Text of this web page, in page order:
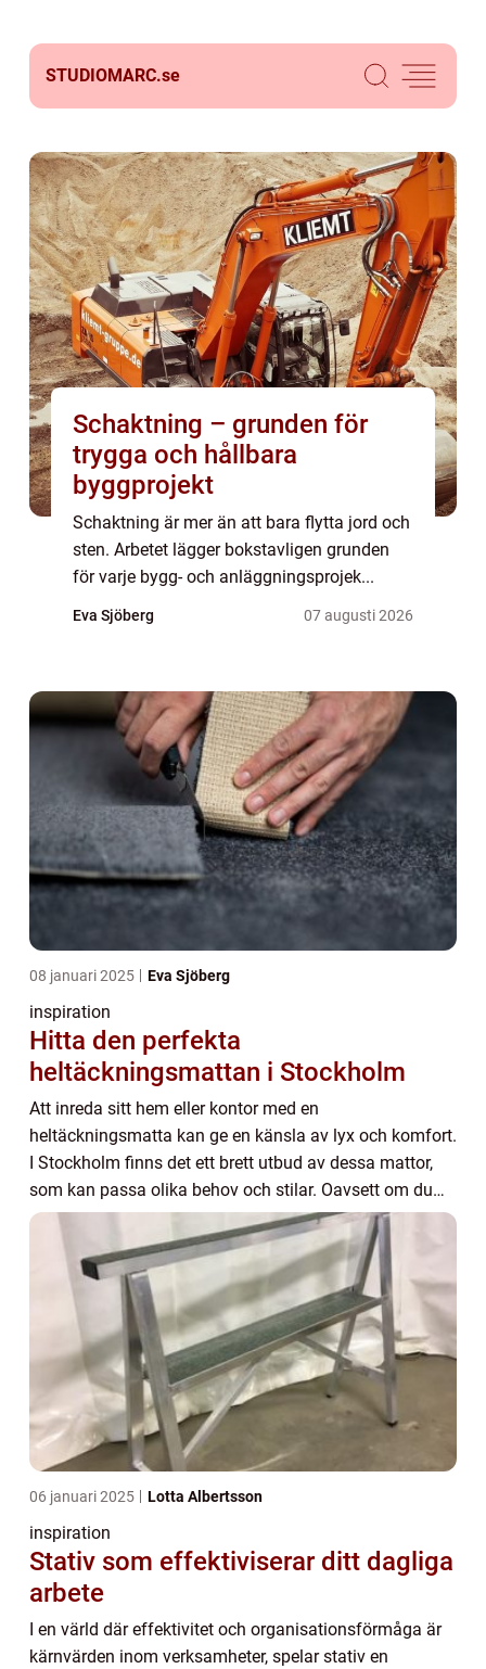
STUDIOMARC.se
Schaktning – grunden för
trygga och hållbara
byggprojekt
Schaktning är mer än att bara flytta jord och
sten. Arbetet lägger bokstavligen grunden
för varje bygg- och anläggningsprojek...
Eva Sjöberg 07 augusti 2026
08 januari 2025 Eva Sjöberg
inspiration
Hitta den perfekta
heltäckningsmattan i Stockholm
Att inreda sitt hem eller kontor med en
heltäckningsmatta kan ge en känsla av lyx och komfort.
I Stockholm finns det ett brett utbud av dessa mattor,
som kan passa olika behov och stilar. Oavsett om du
vill skapa en mysig atmosfär i so...
06 januari 2025 Lotta Albertsson
inspiration
Stativ som effektiviserar ditt dagliga
arbete
I en värld där effektivitet och organisationsförmåga är
kärnvärden inom verksamheter, spelar stativ en